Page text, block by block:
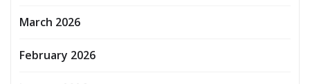
March 2026
February 2026